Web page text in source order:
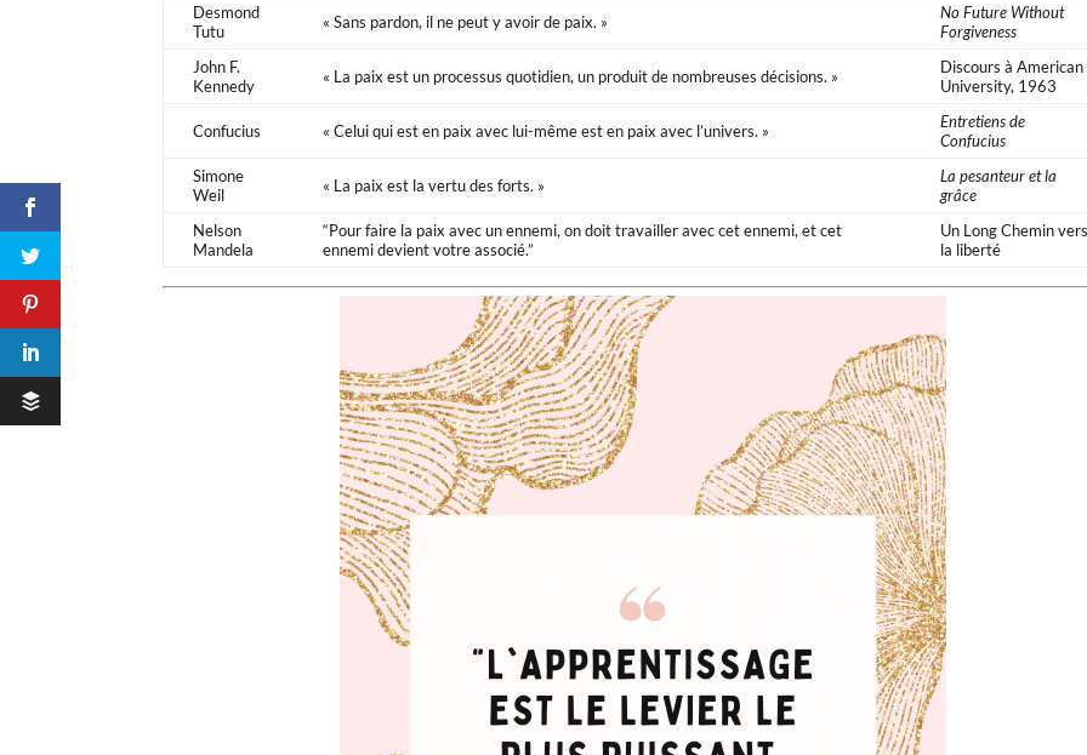
Desmond
Tutu
« Sans pardon, il ne peut y avoir de paix. »
No Future Without
Forgiveness
John F.
Kennedy
« La paix est un processus quotidien, un produit de nombreuses décisions. »
Discours à American
University, 1963
Confucius « Celui qui est en paix avec lui-même est en paix avec l’univers. »
Entretiens de
Confucius
Simone
Weil
« La paix est la vertu des forts. »
La pesanteur et la
grâce
Nelson
Mandela
“Pour faire la paix avec un ennemi, on doit travailler avec cet ennemi, et cet
ennemi devient votre associé.”
Un Long Chemin
la liberté